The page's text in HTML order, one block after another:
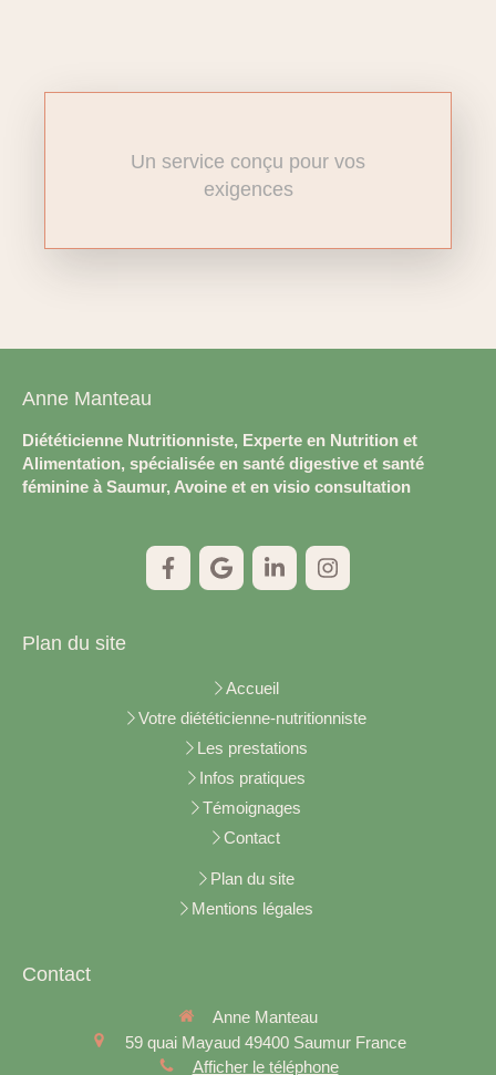
Un service conçu pour vos
exigences
Anne Manteau
Diététicienne Nutritionniste, Experte en Nutrition et
Alimentation, spécialisée en santé digestive et santé
féminine à Saumur, Avoine et en visio consultation
Plan du site
Accueil
Votre diététicienne-nutritionniste
Les prestations
Infos pratiques
Témoignages
Contact
Plan du site
Mentions légales
Contact
Anne Manteau
59 quai Mayaud 49400 Saumur France
Afficher le téléphone